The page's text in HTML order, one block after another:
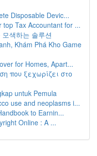
Disposable Devic...
top Tax Accountant for ...
색하는 솔루션
Khám Phá Kho Game
for Homes, Apart...
που ξεχωρίζει στο
untuk Pemula
use and neoplasms i...
to Earnin...
Online : A ...